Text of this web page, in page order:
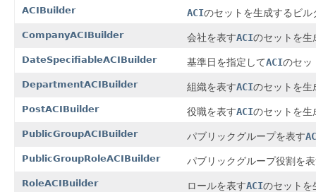
ACIBuilder
ACIのセットを生成するビ
CompanyACIBuilder 会社を表すACIのセットを生
DateSpecifiableACIBuilder 基準日を指定してACIのセッ
DepartmentACIBuilder 組織を表すACIのセットを生
PostACIBuilder 役職を表すACIのセットを生
PublicGroupACIBuilder パブリックグループを表す
PublicGroupRoleACIBuilder パブリックグループ役割を
RoleACIBuilder ロールを表すACIのセットを